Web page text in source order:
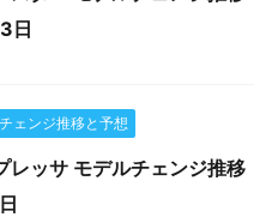
日
ェンジ推移と予想
レッサ モデルチェンジ推移